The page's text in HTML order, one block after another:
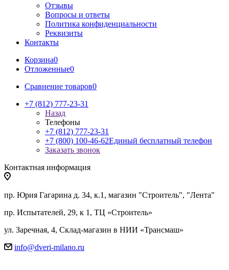
Отзывы
Вопросы и ответы
Политика конфиденциальности
Реквизиты
Контакты
Корзина0
Отложенные0
Сравнение товаров0
+7 (812) 777-23-31
Назад
Телефоны
+7 (812) 777-23-31
+7 (800) 100-46-62Единый бесплатный телефон
Заказать звонок
Контактная информация
пр. Юрия Гагарина д. 34, к.1, магазин "Строитель", "Лента"
пр. Испытателей, 29, к 1, ТЦ «Строитель»
ул. Заречная, 4, Склад-магазин в НИИ «Трансмаш»
info@dveri-milano.ru